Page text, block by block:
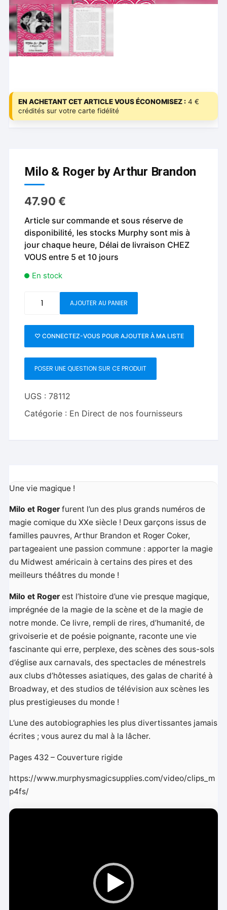
EN ACHETANT CET ARTICLE VOUS ÉCONOMISEZ : 4 €
crédités sur votre carte fidélité
Milo & Roger by Arthur Brandon
47.90€
Article sur commande et sous réserve de
disponibilité, les stocks Murphy sont mis à
jour chaque heure, Délai de livraison CHEZ
VOUS entre 5 et 10 jours
En stock
Roger
by
Arthur
Brandon
AJOUTER AU PANIER
♡ CONNECTEZ-VOUS POUR AJOUTER À MA LISTE
POSER UNE QUESTION SUR CE PRODUIT
UGS :78112
Catégorie : En Direct de nos fournisseurs
Une vie magique !
Milo et Roger furent l’un des plus grands numéros de
magie comique du XXe siècle ! Deux garçons issus de
familles pauvres, Arthur Brandon et Roger Coker,
partageaient une passion commune : apporter la magie
du Midwest américain à certains des pires et des
meilleurs théâtres du monde !
Milo et Roger est l’histoire d’une vie presque magique,
imprégnée de la magie de la scène et de la magie de
notre monde. Ce livre, rempli de rires, d’humanité, de
grivoiserie et de poésie poignante, raconte une vie
fascinante qui erre, perplexe, des scènes des sous-sols
d’église aux carnavals, des spectacles de ménestrels
aux clubs d’hôtesses asiatiques, des galas de charité à
Broadway, et des studios de télévision aux scènes les
plus prestigieuses du monde !
L’une des autobiographies les plus divertissantes jamais
écrites ; vous aurez du mal à la lâcher.
Pages 432 – Couverture rigide
https://www.murphysmagicsupplies.com/video/clips_m
p4fs/